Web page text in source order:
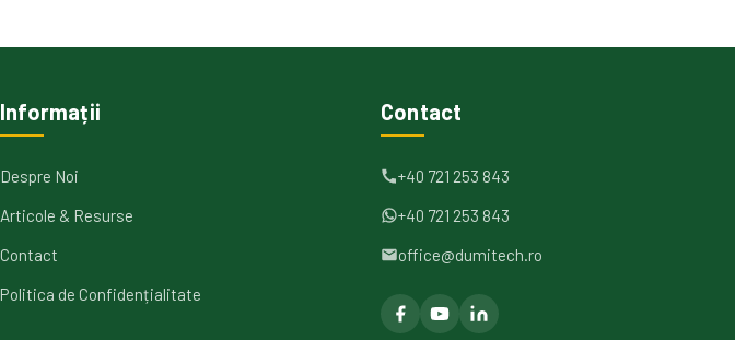
Informații
Despre Noi
Articole & Resurse
Contact
Politica de Confidențialitate
Contact
+40 721 253 843
+40 721 253 843
office@dumitech.ro